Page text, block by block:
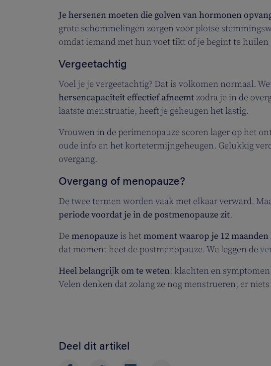
Je hersenen moeten die golven van hormonen
grote schommelingen zorgen voor plotse
omdat iemand met hun voet tikt of je begint te huilen
Vergeetachtig
Voel je je vergeetachtig? Dat is volkomen normaal.
hersencapaciteit effectief afneemt zodra je in de
laatste menstruatie, heeft je geheugen het lastig.
Vrouwen in de perimenopauze scoren lager op het
oude info en het kortetermijngeheugen. Gelukkig
overgang.
Overgang of menopauze?
De twee termen worden vaak met elkaar verward.
periode voordat je in de postmenopauze zit.
De menopauze is hetmoment waarop je 12
dat moment heet de postmenopauze. We leggen de
Heel belangrijk om te weten: klachten en
Velen denken dat zolang ze nog menstrueren, er
Deel dit artikel